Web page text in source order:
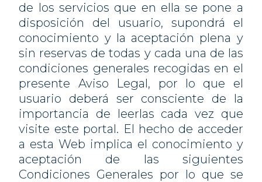
de los servicios que en ella se pone a
disposición del usuario, supondrá el
conocimiento y la aceptación plena y
sin reservas de todas y cada una de las
condiciones generales recogidas en el
presente Aviso Legal, por lo que el
usuario deberá ser consciente de la
importancia de leerlas cada vez que
visite este portal. El hecho de acceder
a esta Web implica el conocimiento y
aceptación de las siguientes
Condiciones Generales por lo que se